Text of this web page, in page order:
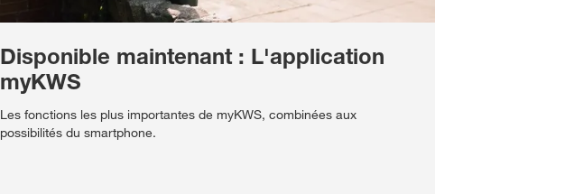
Disponible maintenant : L'application
myKWS
Les fonctions les plus importantes de myKWS, combinées aux
possibilités du smartphone.